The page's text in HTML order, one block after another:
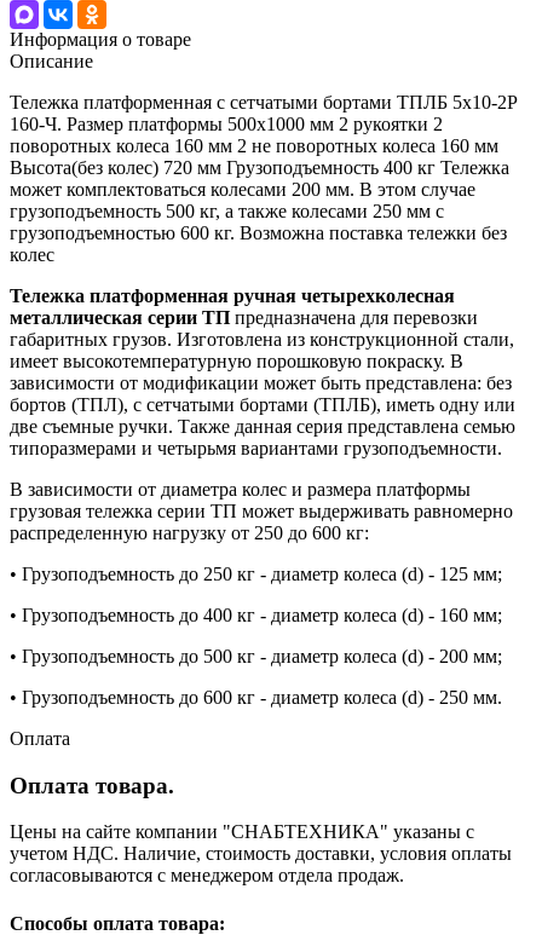
Информация о товаре
Описание
Тележка платформенная с сетчатыми бортами ТПЛБ 5х10-2Р
160-Ч. Размер платформы 500х1000 мм 2 рукоятки 2
поворотных колеса 160 мм 2 не поворотных колеса 160 мм
Высота(без колес) 720 мм Грузоподъемность 400 кг Тележка
может комплектоваться колесами 200 мм. В этом случае
грузоподъемность 500 кг, а также колесами 250 мм с
грузоподъемностью 600 кг. Возможна поставка тележки без
колес
Тележка платформенная ручная четырехколесная
металлическая серии ТП предназначена для перевозки
габаритных грузов. Изготовлена из конструкционной стали,
имеет высокотемпературную порошковую покраску. В
зависимости от модификации может быть представлена: без
бортов (ТПЛ), с сетчатыми бортами (ТПЛБ), иметь одну или
две съемные ручки. Также данная серия представлена семью
типоразмерами и четырьмя вариантами грузоподъемности.
В зависимости от диаметра колес и размера платформы
грузовая тележка серии ТП может выдерживать равномерно
распределенную нагрузку от 250 до 600 кг:
• Грузоподъемность до 250 кг - диаметр колеса (d) - 125 мм;
• Грузоподъемность до 400 кг - диаметр колеса (d) - 160 мм;
• Грузоподъемность до 500 кг - диаметр колеса (d) - 200 мм;
• Грузоподъемность до 600 кг - диаметр колеса (d) - 250 мм.
Оплата
Оплата товара.
Цены на сайте компании "СНАБТЕХНИКА" указаны с
учетом НДС. Наличие, стоимость доставки, условия оплаты
согласовываются с менеджером отдела продаж.
Способы оплата товара: